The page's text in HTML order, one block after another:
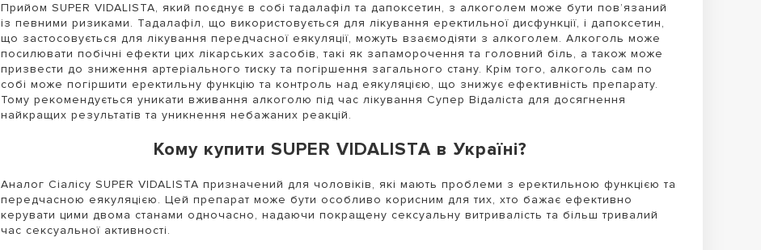
Прийом SUPER VIDALISTA, який поєднує в собі тадалафіл та дапоксетин, з алкоголем може бути пов’язаний
із певними ризиками. Тадалафіл, що використовується для лікування еректильної дисфункції, і дапоксетин,
що застосовується для лікування передчасної еякуляції, можуть взаємодіяти з алкоголем. Алкоголь може
посилювати побічні ефекти цих лікарських засобів, такі як запаморочення та головний біль, а також може
призвести до зниження артеріального тиску та погіршення загального стану. Крім того, алкоголь сам по
собі може погіршити еректильну функцію та контроль над еякуляцією, що знижує ефективність препарату.
Тому рекомендується уникати вживання алкоголю під час лікування Супер Відаліста для досягнення
найкращих результатів та уникнення небажаних реакцій.
Кому купити SUPER VIDALISTA в Україні?
Аналог Сіалісу SUPER VIDALISTA призначений для чоловіків, які мають проблеми з еректильною функцією та
передчасною еякуляцією. Цей препарат може бути особливо корисним для тих, хто бажає ефективно
керувати цими двома станами одночасно, надаючи покращену сексуальну витривалість та більш тривалий
час сексуальної активності.